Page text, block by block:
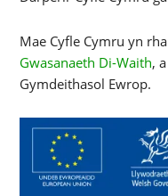
Mae Cyfle Cymru yn
Gwasanaeth Di-Waith,
Gymdeithasol Ewrop.